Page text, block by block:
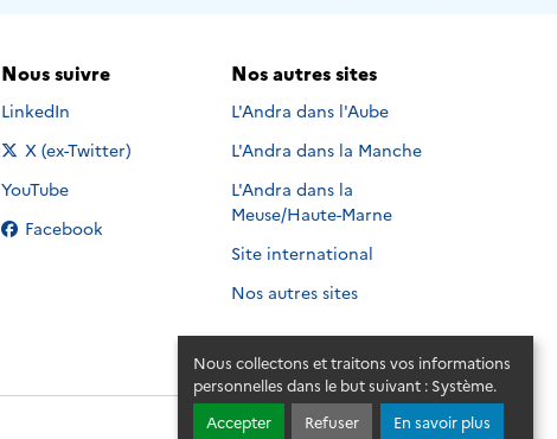
Nous collectons et traitons vos informations
personnelles dans le but suivant : Système.
Accepter
Refuser En savoir plus
Nous suivre
Nous suivre sur
LinkedIn
Nous suivre sur
X (ex-Twitter)
Nous suivre sur
YouTube
Nous suivre sur
Facebook
Nos autres sites
L'Andra dans l'Aube
L'Andra dans la Manche
L'Andra dans la
Meuse/Haute-Marne
Site international
Nos autres sites